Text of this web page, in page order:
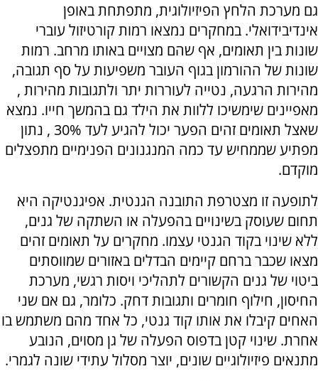
גם מערכת הלחץ הפיזיולוגית, מתפתחת באופן
אינדיבידואלי. במחקרים נמצאו רמות קורטיזול עוברי
שונות בין תאומים, אף שהם מצויים באותו מרחב. רמות
שונות של ההורמון בגוף העובר משפיעות על סף תגובה,
מהירות הרגעה, נטייה לעוררות יתר ולתגובות מהירות ,
מאפיינים שימשיכו ללוות את הילד גם בהמשך חייו. נמצא
שאצל תאומים זהים הפער יכול להגיע לעד 30% , נתון
מפתיע שממחיש עד כמה המנגנונים הפנימיים מתפצלים
מוקדם.
לתופעה זו מצטרפת התובנה הגנטית. אפיגנטיקה היא
תחום שעוסק בשינויים בהפעלה או השתקה של גנים,
ללא שינוי בקוד הגנטי עצמו. מחקרים על תאומים זהים
מצאו שכבר ברחם קיימים הבדלים באזורים שמווסתים
ביטוי של גנים הקשורים לתהליכי ויסות רגשי, מערכת
החיסון, חילוף חומרים ותגובות דחק. כלומר, גם אם שני
האחים קיבלו את אותו קוד גנטי, כל אחד מהם משתמש בו
אחרת. שינוי קטן בדפוס הפעלה של גן מסוים, הנובע
מתנאים פיזיולוגיים שונים, יוצר מסלול עתידי שונה לגמרי.